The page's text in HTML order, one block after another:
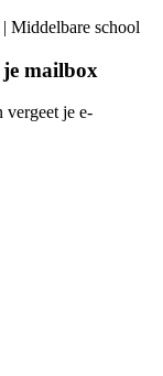
Middelbare school
mailbox
vergeet je e-